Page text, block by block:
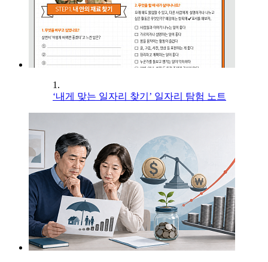
1.
‘내게 맞는 일자리 찾기’ 일자리 탐험 노트